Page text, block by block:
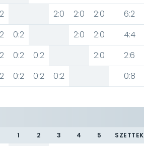
2:0 2:0 2:0 6:2
0:2 2:0 2:0 4:4
0:2 0:2 2:0 2:6
0:2 0:2 0:2 0:8
1 2 3 4 5 SZETTEK